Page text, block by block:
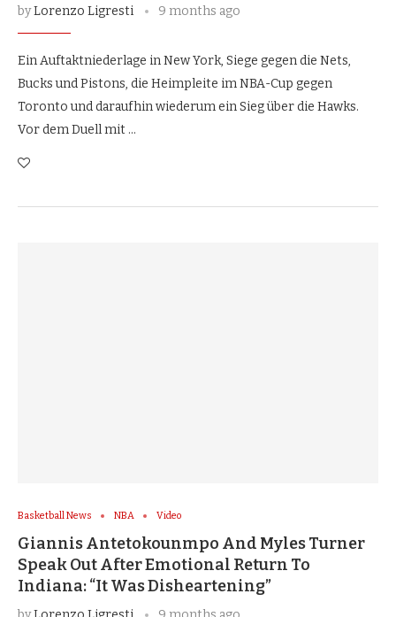
byLorenzo Ligresti 9 months ago
Ein Auftaktniederlage in New York, Siege gegen die Nets,
Bucks und Pistons, die Heimpleite im NBA-Cup gegen
Toronto und daraufhin wiederum ein Sieg über die Hawks.
Vor dem Duell mit …
Basketball News NBA Video
Giannis Antetokounmpo And Myles Turner
Speak Out After Emotional Return To
Indiana: “It Was Disheartening”